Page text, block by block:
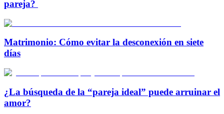
pareja?
Matrimonio: Cómo evitar la desconexión en siete
días
¿La búsqueda de la “pareja ideal” puede arruinar el
amor?